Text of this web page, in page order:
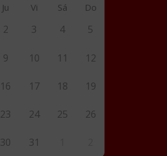
Ju Vi Sá Do
2 3 4 5
9 10 11 12
16 17 18 19
23 24 25 26
30 31